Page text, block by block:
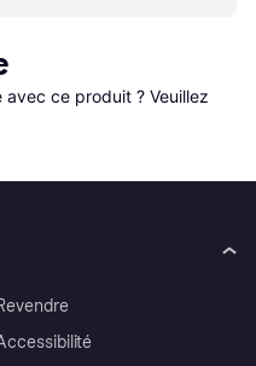
ce produit ? Veuillez